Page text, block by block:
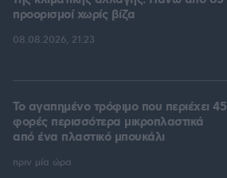
προορισμοί χωρίς βίζα
08.08.2026, 21:23
Το αγαπημένο τρόφιμο που περιέχει 45
φορές περισσότερα μικροπλαστικά
από ένα πλαστικό μπουκάλι
πριν μία ώρα